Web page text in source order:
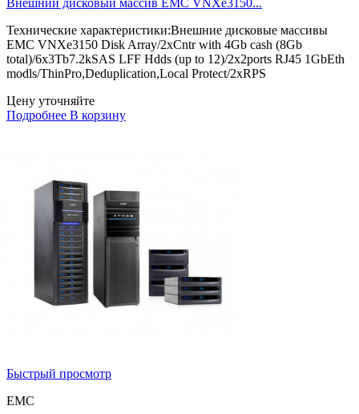
Внешний дисковый массив EMC VNXe3150...
Технические характеристики:Внешние дисковые массивы
EMC VNXe3150 Disk Array/2xCntr with 4Gb cash (8Gb
total)/6x3Tb7.2kSAS LFF Hdds (up to 12)/2x2ports RJ45 1GbEth
modls/ThinPro,Deduplication,Local Protect/2xRPS
Цену уточняйте
Подробнее В корзину
Быстрый просмотр
EMC